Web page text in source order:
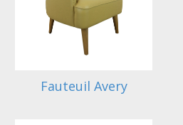
Fauteuil Avery